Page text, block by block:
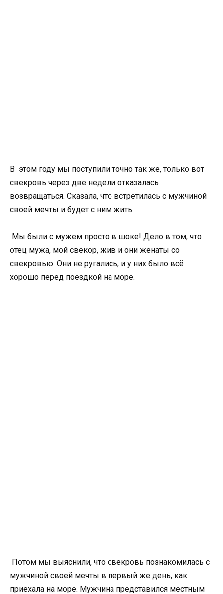
В этом году мы поступили точно так же, только вот
свекровь через две недели отказалась
возвращаться. Сказала, что встретилась с мужчиной
своей мечты и будет с ним жить.
Мы были с мужем просто в шоке! Дело в том, что
отец мужа, мой свёкор, жив и они женаты со
свекровью. Они не ругались, и у них было всё
хорошо перед поездкой на море.
Потом мы выяснили, что свекровь познакомилась с
мужчиной своей мечты в первый же день, как
приехала на море. Мужчина представился местным